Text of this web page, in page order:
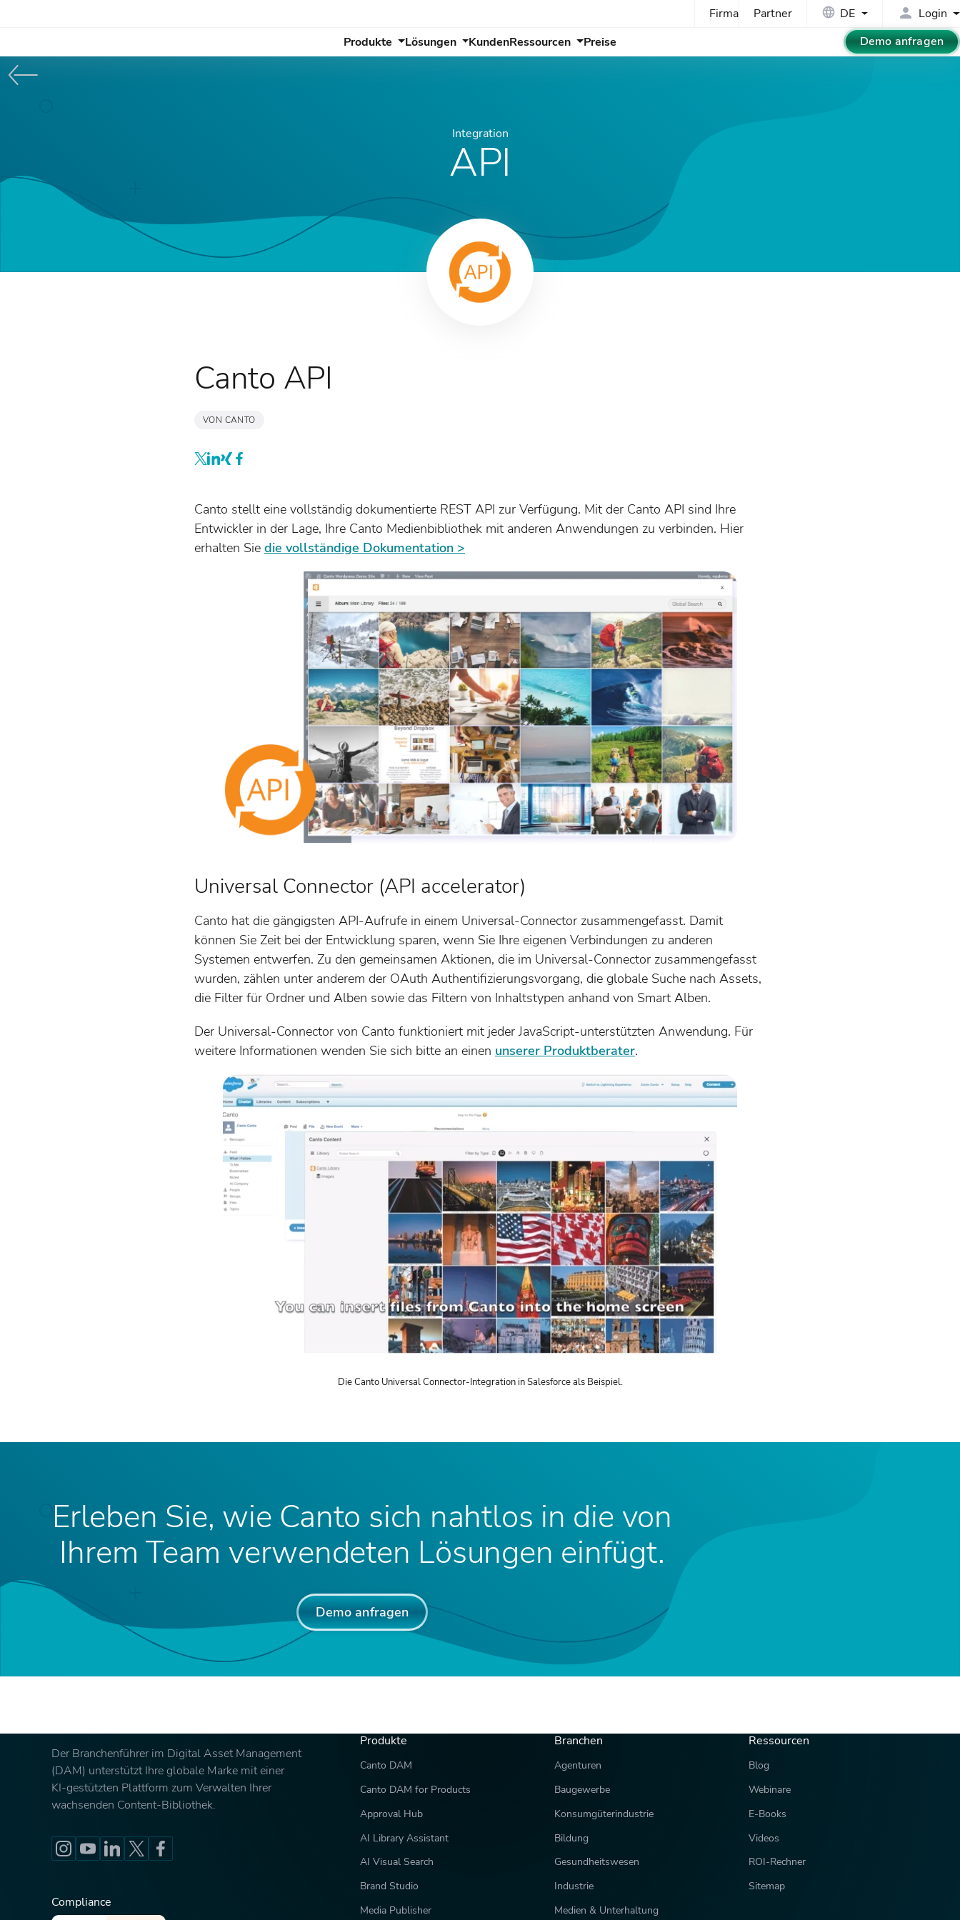
Firma Partner DE
Login
Produkte
Lösungen KundenRessourcen Preise Demo anfragen
Integration
API
Canto API
VON CANTO
Canto stellt eine vollständig dokumentierte REST API zur Verfügung. Mit der Canto API sind Ihre
Entwickler in der Lage, Ihre Canto Medienbibliothek mit anderen Anwendungen zu verbinden. Hier
erhalten Sie die vollständige Dokumentation >
Universal Connector (API accelerator)
Canto hat die gängigsten API-Aufrufe in einem Universal-Connector zusammengefasst. Damit
können Sie Zeit bei der Entwicklung sparen, wenn Sie Ihre eigenen Verbindungen zu anderen
Systemen entwerfen. Zu den gemeinsamen Aktionen, die im Universal-Connector zusammengefasst
wurden, zählen unter anderem der OAuth Authentifizierungsvorgang, die globale Suche nach Assets,
die Filter für Ordner und Alben sowie das Filtern von Inhaltstypen anhand von Smart Alben.
Der Universal-Connector von Canto funktioniert mit jeder JavaScript-unterstützten Anwendung. Für
weitere Informationen wenden Sie sich bitte an einen unserer Produktberater.
Die Canto Universal Connector-Integration in Salesforce als Beispiel.
Erleben Sie, wie Canto sich nahtlos in die von
Ihrem Team verwendeten Lösungen einfügt.
Demo anfragen
Der Branchenführer im Digital Asset Management
(DAM) unterstützt Ihre globale Marke mit einer
KI-gestützten Plattform zum Verwalten Ihrer
wachsenden Content-Bibliothek.
Compliance
Produkte
Canto DAM
Canto DAM for Products
Approval Hub
AI Library Assistant
AI Visual Search
Brand Studio
Media Publisher
Branchen
Agenturen
Baugewerbe
Konsumgüterindustrie
Bildung
Gesundheitswesen
Industrie
Medien & Unterhaltung
Ressourcen
Blog
Webinare
E-Books
Videos
ROI-Rechner
Sitemap